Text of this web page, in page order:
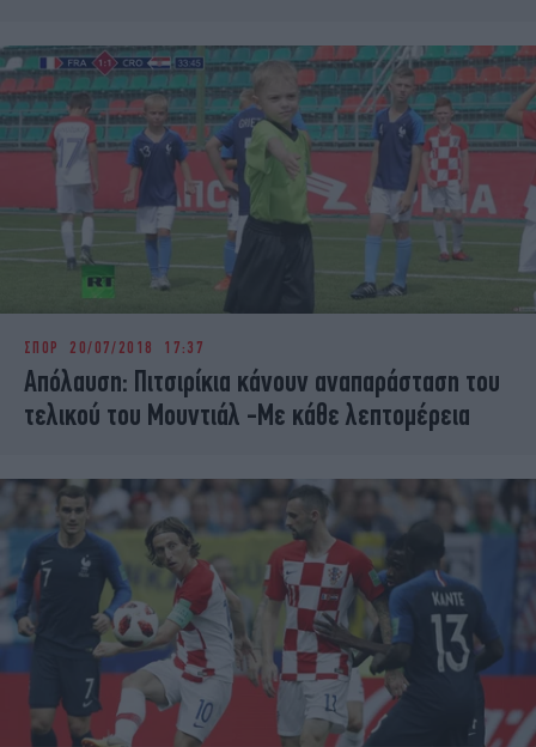
ΣΠΟΡ 20/07/2018 17:37
Απόλαυση: Πιτσιρίκια κάνουν αναπαράσταση του
τελικού του Μουντιάλ -Με κάθε λεπτομέρεια